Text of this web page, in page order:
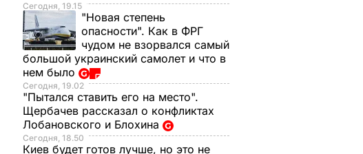
Сегодня, 19.15
"Новая степень
опасности". Как в ФРГ
чудом не взорвался самый
большой украинский самолет и что в
нем было
Сегодня, 19.02
"Пытался ставить его на место".
Щербачев рассказал о конфликтах
Лобановского и Блохина
Сегодня, 18.50
Киев будет готов лучше, но это не